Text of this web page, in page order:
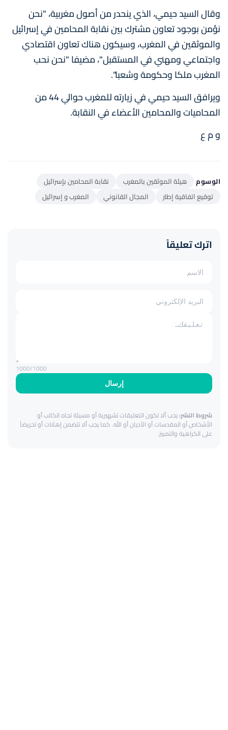
وقال السيد حيمي، الذي ينحدر من أصول مغربية، "نحن
نؤمن بوجود تعاون مشترك بين نقابة المحامين في إسرائيل
والموثقين في المغرب، وسيكون هناك تعاون اقتصادي
واجتماعي ومهني في المستقبل"، مضيفا "نحن نحب
المغرب ملكا وحكومة وشعبا".
ويرافق السيد حيمي في زيارته للمغرب حوالي 44 من
المحاميات والمحامين الأعضاء في النقابة.
و م ع
الوسوم هيئة الموثقين بالمغرب
نقابة المحامين بإسرائيل
توقيع اتفاقية إطار
المجال القانوني المغرب و إسرائيل
اترك تعليقاً
إرسال
1000/1000
شروط النشر:يجب ألا تكون التعليقات تشهيرية أو مسيئة تجاه الكاتب أو
الأشخاص أو المقدسات أو الأديان أو الله. كما يجب ألا تتضمن إهانات أو تحريضاً
على الكراهية والتمييز.